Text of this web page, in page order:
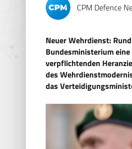
CPM Defence
Neuer Wehrdienst:
Bundesministerium
verpflichtenden
des
das